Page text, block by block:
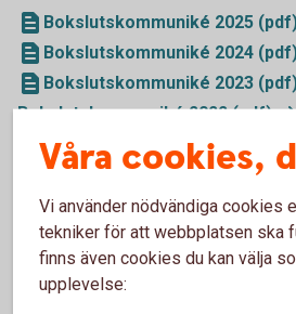
Bokslutskommuniké 2025
Bokslutskommuniké 2024
Bokslutskommuniké 2023
Bokslutskommuniké 2022(pdf)
Bokslutskommuniké 2021
Bokslutskommuniké 2020(pdf)
Bokslutskommuniké 2018
(pdf)
Våra cookies,
Vi använder nödvändiga cookies
tekniker för att webbplatsen ska
finns även cookies du kan välja
upplevelse: